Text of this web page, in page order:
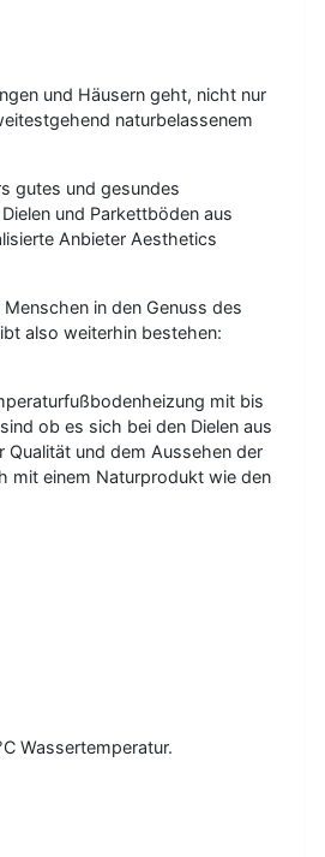
und Häusern geht, nicht nur
naturbelassenem
gutes und gesundes
und Parkettböden aus
Anbieter Aesthetics
in den Genuss des
also weiterhin bestehen:
mit bis
ob es sich bei den Dielen aus
und dem Aussehen der
mit einem Naturprodukt wie den
Wassertemperatur.